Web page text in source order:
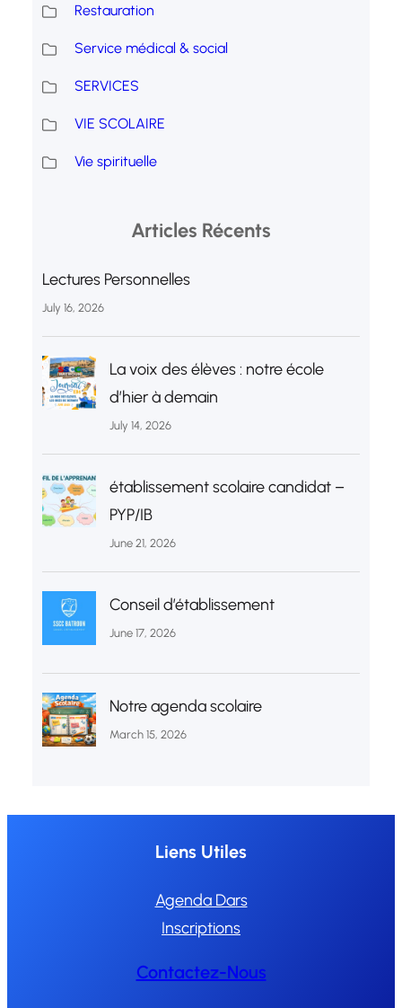
Restauration
Service médical & social
SERVICES
VIE SCOLAIRE
Vie spirituelle
Articles Récents
Lectures Personnelles
July 16, 2026
La voix des élèves : notre école
d’hier à demain
July 14, 2026
établissement scolaire candidat –
PYP/IB
June 21, 2026
Conseil d’établissement
June 17, 2026
Notre agenda scolaire
March 15, 2026
Liens Utiles
Agenda Dars
Inscriptions
Contactez-Nous